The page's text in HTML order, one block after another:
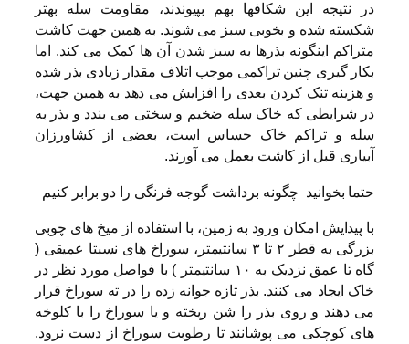
در نتیجه این شکافها بهم بپیوندند، مقاومت سله بهتر
شکسته شده و بخوبی سبز می شوند. به همین جهت کاشت
متراکم اینگونه بذرها به سبز شدن آن ها کمک می کند. اما
بکار گیری چنین تراکمی موجب اتلاف مقدار زیادی بذر شده
و هزینه تنک کردن بعدی را افزایش می دهد به همین جهت،
در شرایطی که خاک سله ضخیم و سختی می بندد و بذر به
سله و تراکم خاک حساس است، بعضی از کشاورزان
آبیاری قبل از کاشت بعمل می آورند.
حتما بخوانید چگونه برداشت گوجه فرنگی را دو برابر کنیم
با پیدایش امکان ورود به زمین، با استفاده از میخ های چوبی
بزرگی به قطر ۲ تا ۳ سانتیمتر، سوراخ های نسبتا عمیقی (
گاه تا عمق نزدیک به ۱۰ سانتیمتر ) با فواصل مورد نظر در
خاک ایجاد می کنند. بذر تازه جوانه زده را در ته سوراخ قرار
می دهند و روی بذر را شن ریخته و یا سوراخ را با کلوخه
های کوچکی می پوشانند تا رطوبت سوراخ از دست نرود.